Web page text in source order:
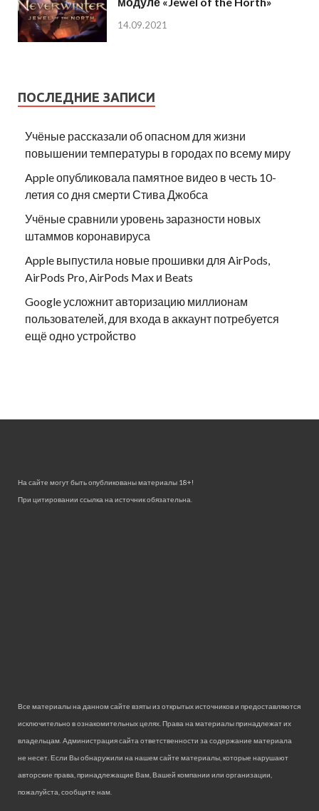
14.09.2021
ПОСЛЕДНИЕ ЗАПИСИ
Учёные рассказали об опасном для жизни
повышении температуры в городах по всему миру
Apple опубликовала памятное видео в честь 10-
летия со дня смерти Стива Джобса
Учёные сравнили уровень заразности новых
штаммов коронавируса
Apple выпустила новые прошивки для AirPods,
AirPods Pro, AirPods Max и Beats
Google усложнит авторизацию миллионам
пользователей, для входа в аккаунт потребуется
ещё одно устройство
На сайте могут быть опубликованы материалы 18+!
При цитировании ссылка на источник обязательна.
Все материалы на данном сайте взяты из открытых источников и предоставляются
исключительно в ознакомительных целях. Права на материалы принадлежат их
владельцам. Администрация сайта ответственности за содержание материала
не несет. Если Вы обнаружили на нашем сайте материалы, которые нарушают
авторские права, принадлежащие Вам, Вашей компании или организации,
пожалуйста, сообщите нам.